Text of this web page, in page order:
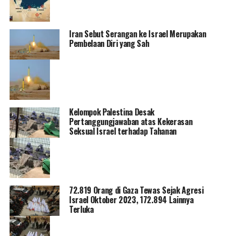
Iran Sebut Serangan ke Israel Merupakan
Pembelaan Diri yang Sah
Kelompok Palestina Desak
Pertanggungjawaban atas Kekerasan
Seksual Israel terhadap Tahanan
72.819 Orang di Gaza Tewas Sejak Agresi
Israel Oktober 2023, 172.894 Lainnya
Terluka